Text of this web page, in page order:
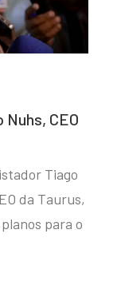
CEO
Tiago
da Taurus,
para o